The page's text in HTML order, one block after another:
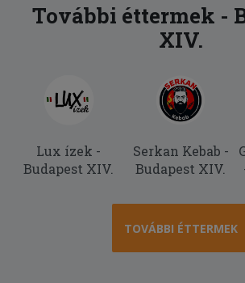
További éttermek -
XIV.
Lux ízek -
Budapest XIV.
Serkan Kebab -
Budapest XIV.
TOVÁBBI ÉTTERMEK